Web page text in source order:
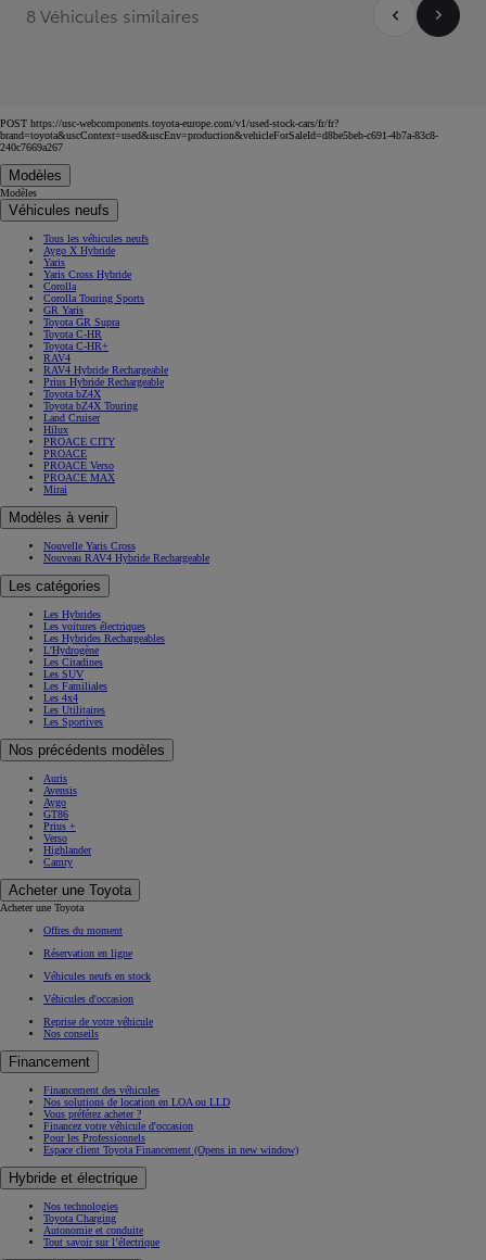
8 Véhicules similaires
POST https://usc-webcomponents.toyota-europe.com/v1/used-stock-cars/fr/fr?
brand=toyota&uscContext=used&uscEnv=production&vehicleForSaleId=d8be5beb-c691-4b7a-83c8-
240c7669a267
Modèles
Modèles
Véhicules neufs
Tous les véhicules neufs
Aygo X Hybride
Yaris
Yaris Cross Hybride
Corolla
Corolla Touring Sports
GR Yaris
Toyota GR Supra
Toyota C-HR
Toyota C-HR+
RAV4
RAV4 Hybride Rechargeable
Prius Hybride Rechargeable
Toyota bZ4X
Toyota bZ4X Touring
Land Cruiser
Hilux
PROACE CITY
PROACE
PROACE Verso
PROACE MAX
Mirai
Modèles à venir
Nouvelle Yaris Cross
Nouveau RAV4 Hybride Rechargeable
Les catégories
Les Hybrides
Les voitures électriques
Les Hybrides Rechargeables
L'Hydrogène
Les Citadines
Les SUV
Les Familiales
Les 4x4
Les Utilitaires
Les Sportives
Nos précédents modèles
Auris
Avensis
Aygo
GT86
Prius +
Verso
Highlander
Camry
Acheter une Toyota
Acheter une Toyota
Offres du moment
Réservation en ligne
Véhicules neufs en stock
Véhicules d'occasion
Reprise de votre véhicule
Nos conseils
Financement
Financement des véhicules
Nos solutions de location en LOA ou LLD
Vous préférez acheter ?
Financez votre véhicule d'occasion
Pour les Professionnels
Espace client Toyota Financement (Opens in new window)
Hybride et électrique
Nos technologies
Toyota Charging
Autonomie et conduite
Tout savoir sur l’électrique